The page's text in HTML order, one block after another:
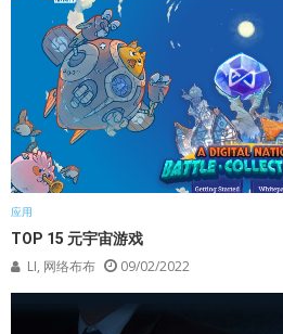
应用
TOP 15 元宇宙游戏
LI, 网络布布 09/02/2022